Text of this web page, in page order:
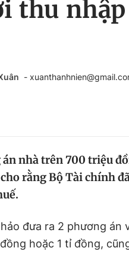
thu
-
án nhà trên 700 triệu
rằng Bộ Tài chính
đưa ra 2 phương án
hoặc 1 tỉ đồng,